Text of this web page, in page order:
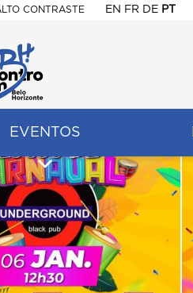
CONTRASTE EN FR DE PT
EVENTOS